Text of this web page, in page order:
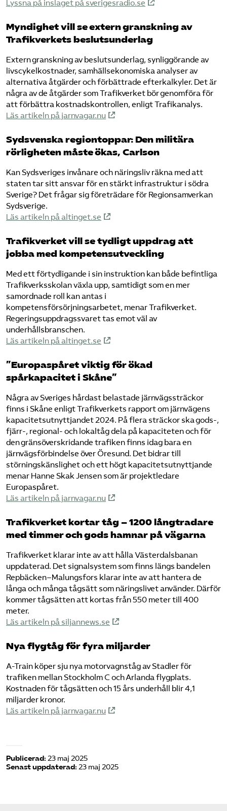
Lyssna på inslaget på sverigesradio.se
Myndighet vill se extern granskning av
Trafikverkets beslutsunderlag
Extern granskning av beslutsunderlag, synliggörande av
livscykelkostnader, samhällsekonomiska analyser av
alternativa åtgärder och förbättrade efterkalkyler. Det är
några av de åtgärder som Trafikverket bör genomföra för
att förbättra kostnadskontrollen, enligt Trafikanalys.
Läs artikeln på jarnvagar.nu
Sydsvenska regiontoppar: Den militära
rörligheten måste ökas, Carlson
Kan Sydsveriges invånare och näringsliv räkna med att
staten tar sitt ansvar för en stärkt infrastruktur i södra
Sverige? Det frågar sig företrädare för Regionsamverkan
Sydsverige.
Läs artikeln på altinget.se
Trafikverket vill se tydligt uppdrag att
jobba med kompetensutveckling
Med ett förtydligande i sin instruktion kan både befintliga
Trafikverksskolan växla upp, samtidigt som en mer
samordnade roll kan antas i
kompetensförsörjningsarbetet, menar Trafikverket.
Regeringsuppdragssvaret tas emot väl av
underhållsbranschen.
Läs artikeln på altinget.se
”Europaspåret viktig för ökad
spårkapacitet i Skåne”
Några av Sveriges hårdast belastade järnvägssträckor
finns i Skåne enligt Trafikverkets rapport om järnvägens
kapacitetsutnyttjandet 2024. På flera sträckor ska gods-,
fjärr-, regional- och lokaltåg dela på kapaciteten och för
den gränsöverskridande trafiken finns idag bara en
järnvägsförbindelse över Öresund. Det bidrar till
störningskänslighet och ett högt kapacitetsutnyttjande
menar Hanne Skak Jensen som är projektledare
Europaspåret.
Läs artikeln på jarnvagar.nu
Trafikverket kortar tåg – 1200 långtradare
med timmer och gods hamnar på vägarna
Trafikverket klarar inte av att hålla Västerdalsbanan
uppdaterad. Det signalsystem som finns längs bandelen
Repbäcken–Malungsfors klarar inte av att hantera de
långa och många tågsätt som näringslivet använder. Därför
kommer tågsätten att kortas från 550 meter till 400
meter.
Läs artikeln på siljannews.se
Nya flygtåg för fyra miljarder
A-Train köper sju nya motorvagnståg av Stadler för
trafiken mellan Stockholm C och Arlanda flygplats.
Kostnaden för tågsätten och 15 års underhåll blir 4,1
miljarder kronor.
Läs artikeln på jarnvagar.nu
Publicerad: 23 maj 2025
Senast uppdaterad: 23 maj 2025